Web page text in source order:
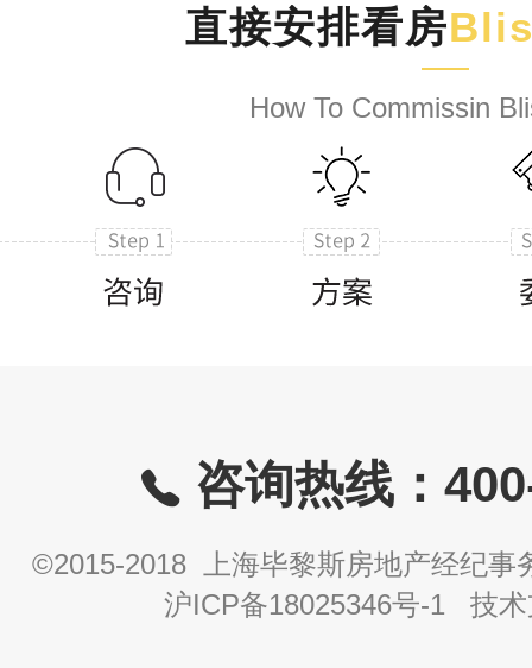
直接安排看房
How To Commissin
咨询热线：
©2015-2018 上海毕黎斯房地产经纪事
沪ICP备18025346号-1 技术